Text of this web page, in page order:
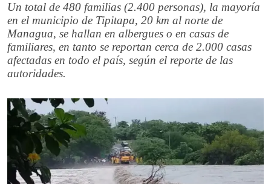
Un total de 480 familias (2.400 personas), la mayoría
en el municipio de Tipitapa, 20 km al norte de
Managua, se hallan en albergues o en casas de
familiares, en tanto se reportan cerca de 2.000 casas
afectadas en todo el país, según el reporte de las
autoridades.